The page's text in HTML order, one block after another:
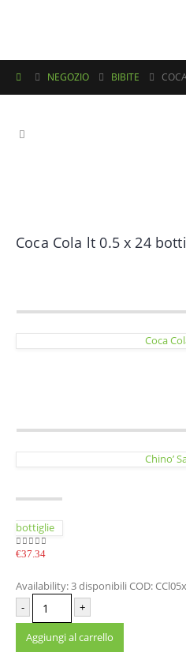
NEGOZIO BIBITE
Coca Cola lt 0.5 x 24
Coca
Chino’
bottiglie
0out of 5
€37.34
Availability:3 disponibiliCOD:
-
+
Aggiungi al carrello